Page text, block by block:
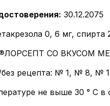
: 30.12.2075
0, 6 мг, спирта
СО ВКУСОМ
без рецепта: № 1, № 8, №
не выше 30 ° С в